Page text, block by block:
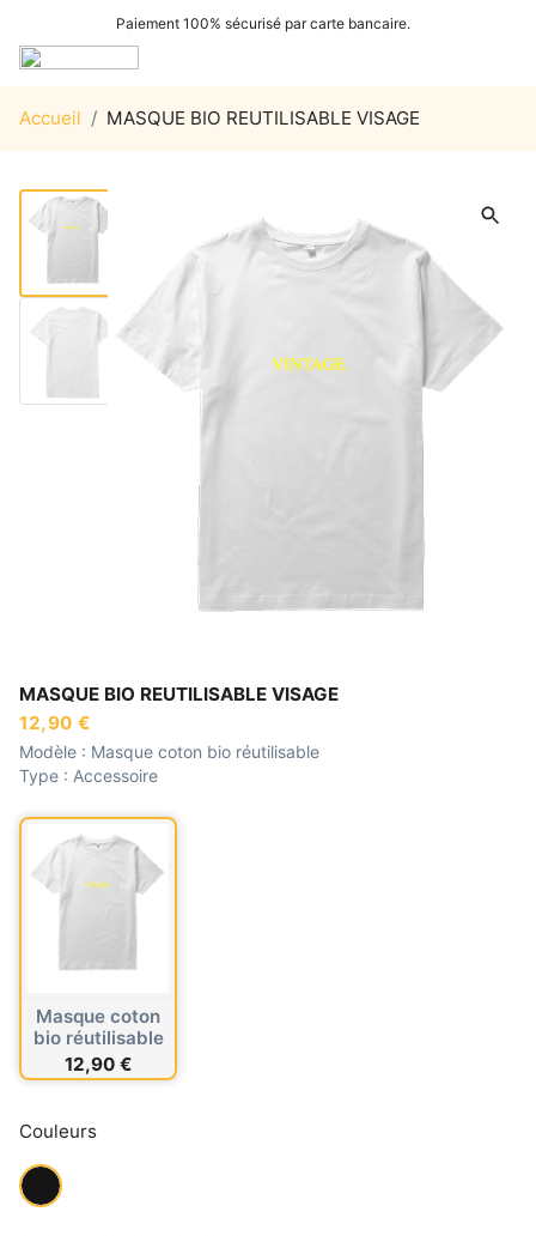
Paiement 100% sécurisé par carte bancaire.
Accueil / MASQUE BIO REUTILISABLE VISAGE
MASQUE BIO REUTILISABLE VISAGE
12,90 €
Modèle : Masque coton bio réutilisable
Type : Accessoire
Masque coton
bio réutilisable
12,90 €
Couleurs